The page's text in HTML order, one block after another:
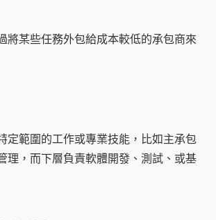
將某些任務外包給成本較低的承包商來
定範圍的工作或專業技能，比如主承包
理，而下層負責軟體開發、測試、或基